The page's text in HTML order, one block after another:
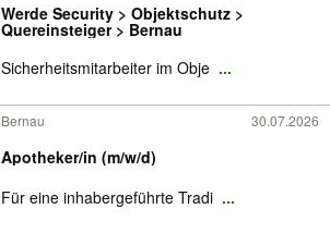
Werde Security > Objektschutz >
Quereinsteiger > Bernau
Sicherheitsmitarbeiter im Obje ...
Bernau 30.07.2026
Apotheker/in (m/w/d)
Für eine inhabergeführte Tradi ...